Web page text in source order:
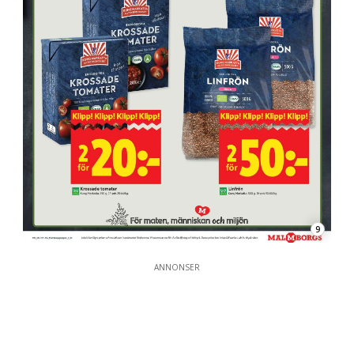
9
ANNONSER